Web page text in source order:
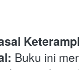
Buku ini